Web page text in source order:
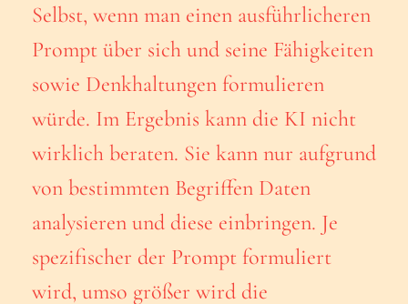
Selbst, wenn man einen ausführlicheren
Prompt über sich und seine Fähigkeiten
sowie Denkhaltungen formulieren
würde. Im Ergebnis kann die KI nicht
wirklich beraten. Sie kann nur aufgrund
von bestimmten Begriffen Daten
analysieren und diese einbringen. Je
spezifischer der Prompt formuliert
wird, umso größer wird die